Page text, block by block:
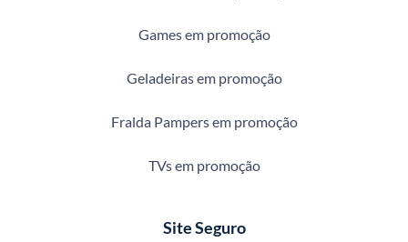
Games em promoção
Geladeiras em promoção
Fralda Pampers em promoção
TVs em promoção
Site Seguro